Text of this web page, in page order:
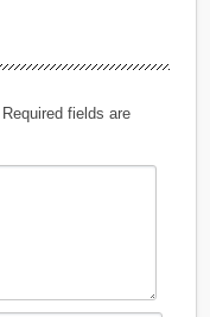
Required fields are